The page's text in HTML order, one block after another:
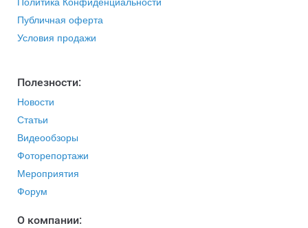
Публичная оферта
Условия продажи
Полезности:
Новости
Статьи
Видеообзоры
Фоторепортажи
Мероприятия
Форум
O компании: